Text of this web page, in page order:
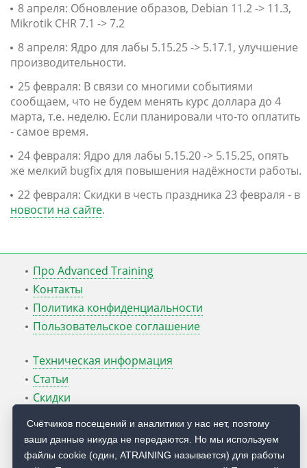
8 апреля: Обновление образов, Debian 11.2 -> 11.3,
Mikrotik CHR 7.1 -> 7.2
8 апреля: Ядро для лабы 5.15.25 -> 5.17.1, улучшение
производительности.
25 февраля: В связи со многими событиями
сообщаем, что не будем менять курс доллара до 4
марта, т.е. неделю. Если планировали что-то оплатить
- самое время.
24 февраля: Ядро для лабы 5.15.20 -> 5.15.25, опять
же мелкий bugfix для повышения надёжности работы.
22 февраля: Скидки в честь праздника 23 февраля - в
новости на сайте.
Про Advanced Training
Контакты
Политика конфиденциальности
Пользовательское соглашение
Техническая информация
Статьи
Скидки
Блог Руслана Карманова
Счётчиков посещений и аналитики у нас нет, поэтому
ваши данные никуда не передаются. Но мы используем
файлы cookie (один, ATRAINING называется) для работы